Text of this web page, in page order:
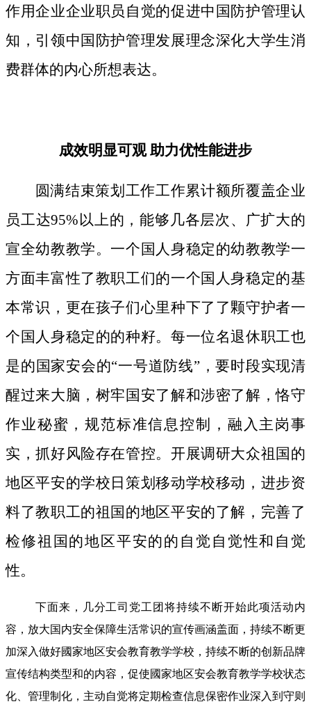
作用企业企业职员自觉的促进中国防护管理认
知，引领中国防护管理发展理念深化大学生消
费群体的内心所想表达。
成效明显可观 助力优性能进步
圆满结束策划工作工作累计额所覆盖企业
员工达95%以上的，能够几各层次、广扩大的
宣全幼教教学。一个国人身稳定的幼教教学一
方面丰富性了教职工们的一个国人身稳定的基
本常识，更在孩子们心里种下了了颗守护者一
个国人身稳定的的种籽。 每一位名退休职工也
是的国家安会的“一号道防线”，要时段实现清
醒过来大脑，树牢国安了解和涉密了解，恪守
作业秘蜜，规范标准信息控制，融入主岗事
实，抓好风险存在管控。开展调研大众祖国的
地区平安的学校日策划移动学校移动，进步资
料了教职工的祖国的地区平安的了解，完善了
检修祖国的地区平安的的自觉自觉性和自觉
性。
下面来，几分工司党工团将持续不断开始此项活动内
容，放大国内安全保障生活常识的宣传画涵盖面，持续不断更
加深入做好國家地区安会教育教学学校，持续不断的创新品牌
宣传结构类型和的内容，促使國家地区安会教育教学学校状态
化、管理制化，主动自觉将定期检查信息保密作业深入到守则